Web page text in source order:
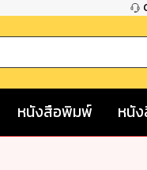
หนังสือพิมพ์ หนั